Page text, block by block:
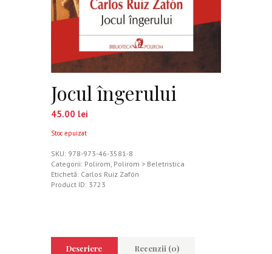
Jocul îngerului
45.00 lei
Stoc epuizat
SKU: 978-973-46-3581-8
Categorii: Polirom, Polirom > Beletristica
Etichetă: Carlos Ruiz Zafón
Product ID: 3723
Descriere Recenzii (0)